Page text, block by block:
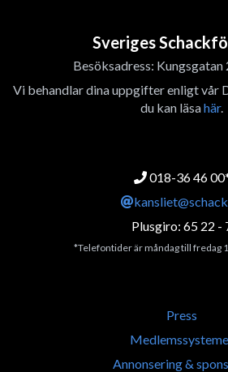
Sveriges
Besöksadress: Kungsgatan
Vi behandlar dina uppgifter enligt vår
du kan läsahär.
018-36 46
Plusgiro: 65 22 -
*Telefontider är måndag till fredag
Press
Annonsering &